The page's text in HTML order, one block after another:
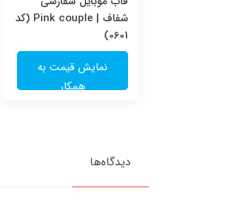
شفاف | Pink couple (کد
0601)
نمایش قیمت به
همکار
دیدگاه‌ها